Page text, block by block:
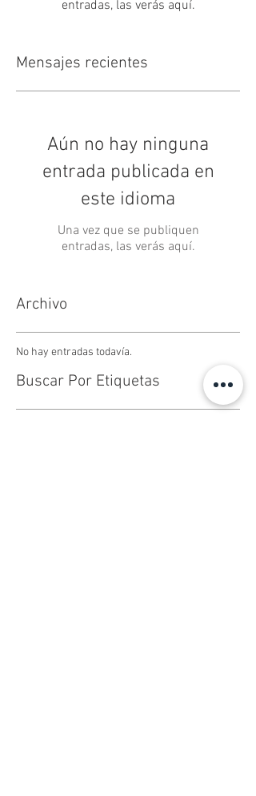
entradas, las verás aquí.
Mensajes recientes
Aún no hay ninguna
entrada publicada en
este idioma
Una vez que se publiquen
entradas, las verás aquí.
Archivo
No hay entradas todavía.
Buscar Por Etiquetas